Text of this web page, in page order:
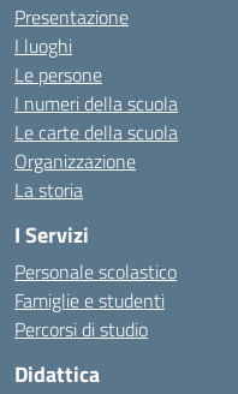
Presentazione
I luoghi
Le persone
I numeri della scuola
Le carte della scuola
Organizzazione
La storia
I Servizi
Personale scolastico
Famiglie e studenti
Percorsi di studio
Didattica